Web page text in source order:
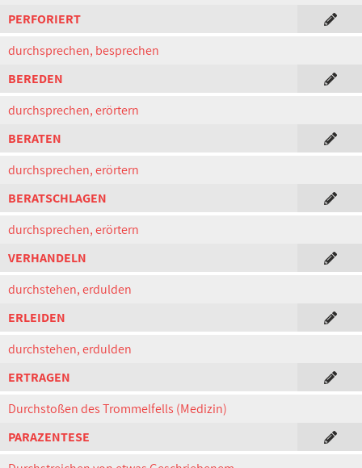
PERFORIERT
durchsprechen, besprechen
BEREDEN
durchsprechen, erörtern
BERATEN
durchsprechen, erörtern
BERATSCHLAGEN
durchsprechen, erörtern
VERHANDELN
durchstehen, erdulden
ERLEIDEN
durchstehen, erdulden
ERTRAGEN
Durchstoßen des Trommelfells (Medizin)
PARAZENTESE